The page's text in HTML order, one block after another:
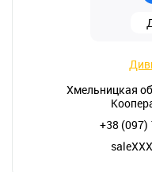
Хмельницкая
+38 (097)